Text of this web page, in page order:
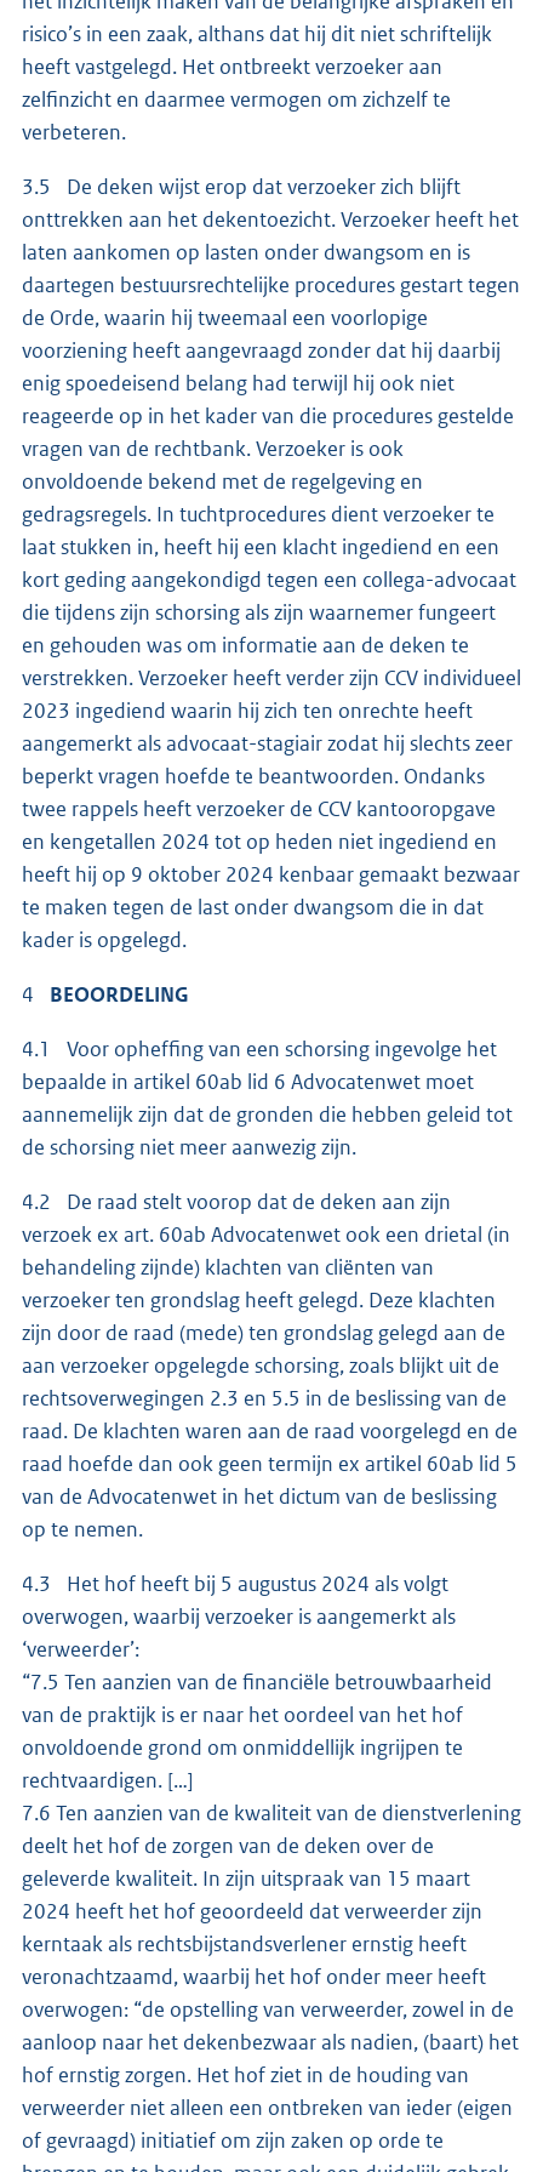
risico’s in een zaak, althans dat hij dit niet schriftelijk
heeft vastgelegd. Het ontbreekt verzoeker aan
zelfinzicht en daarmee vermogen om zichzelf te
verbeteren.
3.5 De deken wijst erop dat verzoeker zich blijft
onttrekken aan het dekentoezicht. Verzoeker heeft het
laten aankomen op lasten onder dwangsom en is
daartegen bestuursrechtelijke procedures gestart tegen
de Orde, waarin hij tweemaal een voorlopige
voorziening heeft aangevraagd zonder dat hij daarbij
enig spoedeisend belang had terwijl hij ook niet
reageerde op in het kader van die procedures gestelde
vragen van de rechtbank. Verzoeker is ook
onvoldoende bekend met de regelgeving en
gedragsregels. In tuchtprocedures dient verzoeker te
laat stukken in, heeft hij een klacht ingediend en een
kort geding aangekondigd tegen een collega-advocaat
die tijdens zijn schorsing als zijn waarnemer fungeert
en gehouden was om informatie aan de deken te
verstrekken. Verzoeker heeft verder zijn CCV individueel
2023 ingediend waarin hij zich ten onrechte heeft
aangemerkt als advocaat-stagiair zodat hij slechts zeer
beperkt vragen hoefde te beantwoorden. Ondanks
twee rappels heeft verzoeker de CCV kantooropgave
en kengetallen 2024 tot op heden niet ingediend en
heeft hij op 9 oktober 2024 kenbaar gemaakt bezwaar
te maken tegen de last onder dwangsom die in dat
kader is opgelegd.
4 BEOORDELING
4.1 Voor opheffing van een schorsing ingevolge het
bepaalde in artikel 60ab lid 6 Advocatenwet moet
aannemelijk zijn dat de gronden die hebben geleid tot
de schorsing niet meer aanwezig zijn.
4.2 De raad stelt voorop dat de deken aan zijn
verzoek ex art. 60ab Advocatenwet ook een drietal (in
behandeling zijnde) klachten van cliënten van
verzoeker ten grondslag heeft gelegd. Deze klachten
zijn door de raad (mede) ten grondslag gelegd aan de
aan verzoeker opgelegde schorsing, zoals blijkt uit de
rechtsoverwegingen 2.3 en 5.5 in de beslissing van de
raad. De klachten waren aan de raad voorgelegd en de
raad hoefde dan ook geen termijn ex artikel 60ab lid 5
van de Advocatenwet in het dictum van de beslissing
op te nemen.
4.3 Het hof heeft bij 5 augustus 2024 als volgt
overwogen, waarbij verzoeker is aangemerkt als
‘verweerder’:
“7.5 Ten aanzien van de financiële betrouwbaarheid
van de praktijk is er naar het oordeel van het hof
onvoldoende grond om onmiddellijk ingrijpen te
rechtvaardigen. […]
7.6 Ten aanzien van de kwaliteit van de dienstverlening
deelt het hof de zorgen van de deken over de
geleverde kwaliteit. In zijn uitspraak van 15 maart
2024 heeft het hof geoordeeld dat verweerder zijn
kerntaak als rechtsbijstandsverlener ernstig heeft
veronachtzaamd, waarbij het hof onder meer heeft
overwogen: “de opstelling van verweerder, zowel in de
aanloop naar het dekenbezwaar als nadien, (baart) het
hof ernstig zorgen. Het hof ziet in de houding van
verweerder niet alleen een ontbreken van ieder (eigen
of gevraagd) initiatief om zijn zaken op orde te